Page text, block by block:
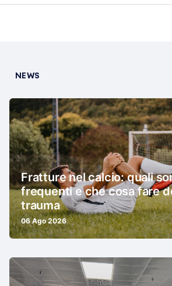
NEWS
Fratture nel calcio: quali
frequenti e che cosa fare
trauma
06 Ago 2026